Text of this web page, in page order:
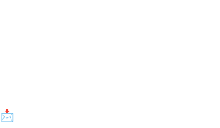
📩contacto@otpservicios.cl